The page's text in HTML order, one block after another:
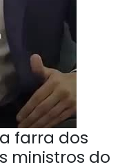
farra dos
ministros do